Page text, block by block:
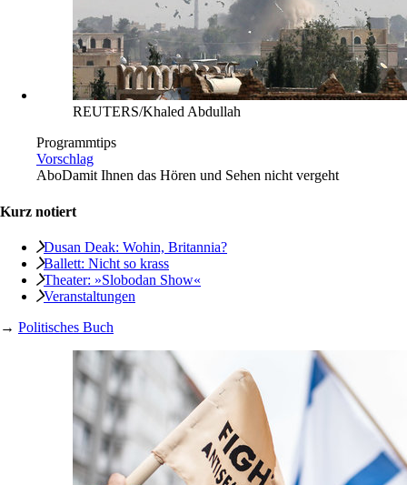
REUTERS/Khaled Abdullah
Programmtips
Vorschlag
AboDamit Ihnen das Hören und Sehen nicht vergeht
Kurz notiert
Dusan Deak: Wohin, Britannia?
Ballett: Nicht so krass
Theater: »Slobodan Show«
Veranstaltungen
→ Politisches Buch